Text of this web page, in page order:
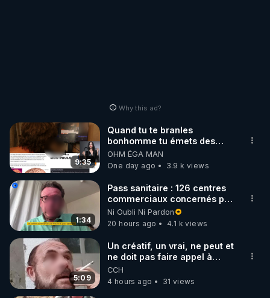
Why this ad?
9:35
Quand tu te branles
bonhomme tu émets des
ondes ils ont juste omis de
t'expliquer
OHM ÉGA MAN
One day ago
3.9 k views
1:34
Pass sanitaire : 126 centres
commerciaux concernés par
l'obligation dans toute la
France
Ni Oubli Ni Pardon
20 hours ago
4.1 k views
5:09
Un créatif, un vrai, ne peut et
ne doit pas faire appel à
l'intelligence artificielle
CCH
4 hours ago
31 views